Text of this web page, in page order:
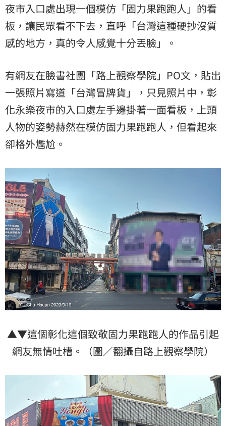
夜市入口處出現一個模仿「固力果跑跑人」的看
板，讓民眾看不下去，直呼「台灣這種硬抄沒質
感的地方，真的令人感覺十分丟臉」。
有網友在臉書社團「路上觀察學院」PO文，貼出
一張照片寫道「台灣冒牌貨」，只見照片中，彰
化永樂夜市的入口處左手邊掛著一面看板，上頭
人物的姿勢赫然在模仿固力果跑跑人，但看起來
卻格外尷尬。
▲▼這個彰化這個致敬固力果跑跑人的作品引起
網友無情吐槽。（圖／翻攝自路上觀察學院）